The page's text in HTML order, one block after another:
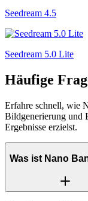
Seedream 4.5
Seedream 5.0 Lite
Häufige
Erfahre schnell, wie
Bildgenerierung und
Ergebnisse erzielst.
Was ist Nano